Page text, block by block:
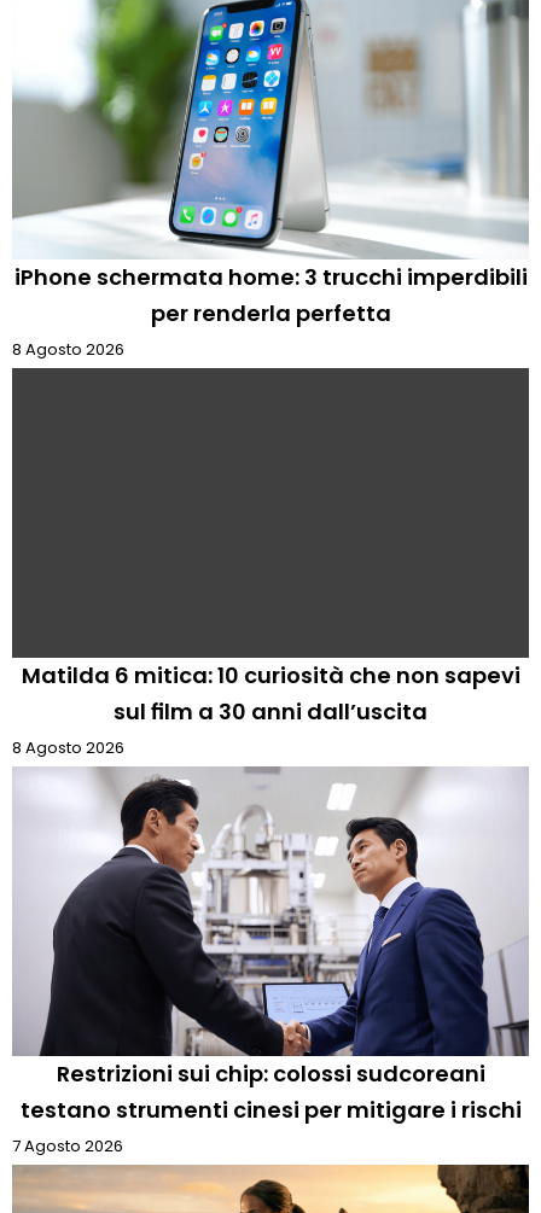
iPhone schermata home: 3 trucchi imperdibili
per renderla perfetta
8 Agosto 2026
Matilda 6 mitica: 10 curiosità che non sapevi
sul film a 30 anni dall’uscita
8 Agosto 2026
Restrizioni sui chip: colossi sudcoreani
testano strumenti cinesi per mitigare i rischi
7 Agosto 2026